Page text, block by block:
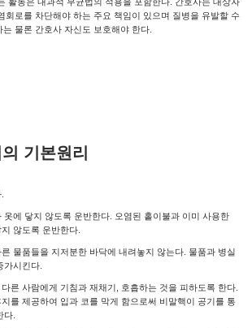
회로를 차단해야 하는 주요 책임이 있으며 질병을 유발할 수
물론 간호사 자신도 보호해야 한다.
기본원리
옷에 닿지 않도록 운반한다. 오염된 홑이불과 이미 사용한
않도록 운반한다.
물품들을 지저분한 바닥에 내려놓지 않는다. 물품과 병실
가시킨다.
른 사람에게 기침과 재채기, 호흡하는 것을 피하도록 한다.
를 제공하여 입과 코를 막게 함으로써 비말핵이 공기를 통
다.